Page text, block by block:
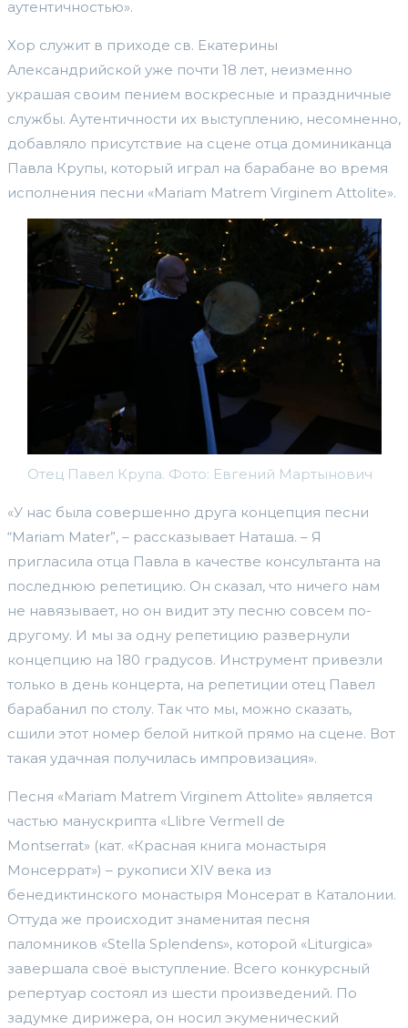
аутентичностью».
Хор служит в приходе св. Екатерины
Александрийской уже почти 18 лет, неизменно
украшая своим пением воскресные и праздничные
службы. Аутентичности их выступлению, несомненно,
добавляло присутствие на сцене отца доминиканца
Павла Крупы, который играл на барабане во время
исполнения песни «Mariam Matrem Virginem Attolite».
Отец Павел Крупа. Фото: Евгений Мартынович
«У нас была совершенно друга концепция песни
“Mariam Mаter”, – рассказывает Наташа. – Я
пригласила отца Павла в качестве консультанта на
последнюю репетицию. Он сказал, что ничего нам
не навязывает, но он видит эту песню совсем по-
другому. И мы за одну репетицию развернули
концепцию на 180 градусов. Инструмент привезли
только в день концерта, на репетиции отец Павел
барабанил по столу. Так что мы, можно сказать,
сшили этот номер белой ниткой прямо на сцене. Вот
такая удачная получилась импровизация».
Песня «Mariam Matrem Virginem Attolite» является
частью манускрипта «Llibre Vermell de
Montserrat» (кат. «Красная книга монастыря
Монсеррат») – рукописи XIV века из
бенедиктинского монастыря Монсерат в Каталонии.
Оттуда же происходит знаменитая песня
паломников «Stella Splendens», которой «Liturgica»
завершала своё выступление. Всего конкурсный
репертуар состоял из шести произведений. По
задумке дирижера, он носил экуменический